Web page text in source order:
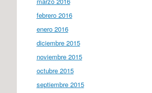
febrero 2016
enero 2016
diciembre 2015
noviembre 2015
octubre 2015
septiembre 2015